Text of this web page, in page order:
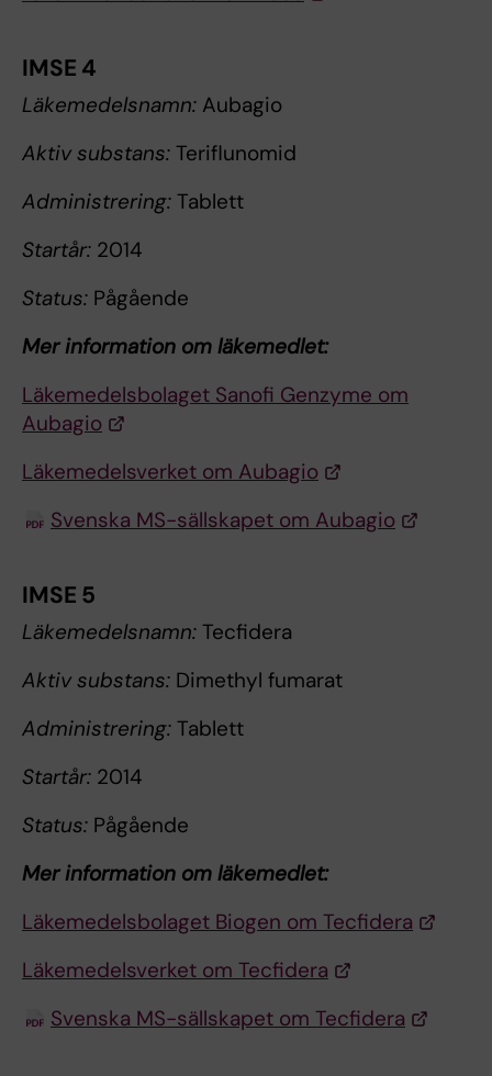
IMSE 4
Läkemedelsnamn: Aubagio
Aktiv substans: Teriflunomid
Administrering: Tablett
Startår: 2014
Status: Pågående
Mer information om läkemedlet:
Läkemedelsbolaget Sanofi Genzyme om
Aubagio
Läkemedelsverket om Aubagio
Svenska MS-sällskapet om Aubagio
IMSE 5
Läkemedelsnamn: Tecfidera
Aktiv substans: Dimethyl fumarat
Administrering: Tablett
Startår: 2014
Status: Pågående
Mer information om läkemedlet:
Läkemedelsbolaget Biogen om Tecfidera
Läkemedelsverket om Tecfidera
Svenska MS-sällskapet om Tecfidera